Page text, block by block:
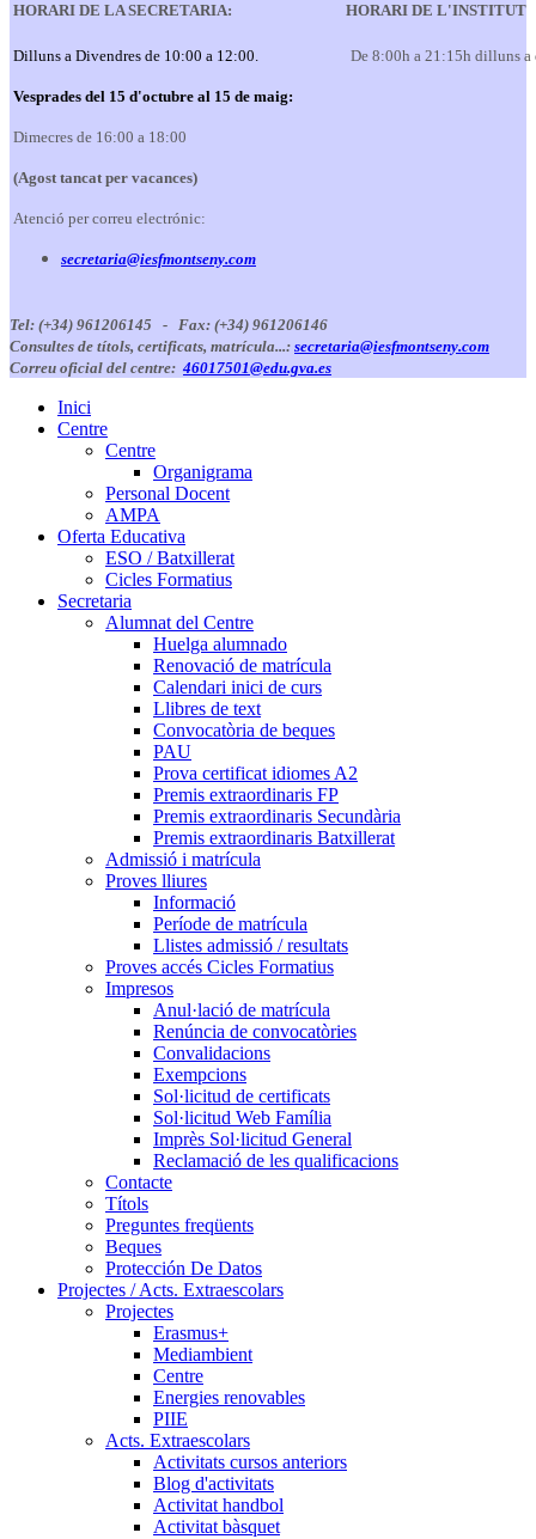
HORARI DE LA SECRETARIA: HORARI DE L'INSTITUT
Dilluns a Divendres de 10:00 a 12:00.
Vesprades del 15 d'octubre al 15 de maig:
Dimecres de 16:00 a 18:00
(Agost tancat per vacances)
Atenció per correu electrónic:
secretaria@iesfmontseny.com
De 8:00h a 21:15h dilluns a
Tel: (+34) 961206145 - Fax: (+34) 961206146
Consultes de títols, certificats, matrícula...: secretaria@iesfmontseny.com
Correu oficial del centre: 46017501@edu.gva.es
Inici
Centre
Centre
Organigrama
Personal Docent
AMPA
Oferta Educativa
ESO / Batxillerat
Cicles Formatius
Secretaria
Alumnat del Centre
Huelga alumnado
Renovació de matrícula
Calendari inici de curs
Llibres de text
Convocatòria de beques
PAU
Prova certificat idiomes A2
Premis extraordinaris FP
Premis extraordinaris Secundària
Premis extraordinaris Batxillerat
Admissió i matrícula
Proves lliures
Informació
Període de matrícula
Llistes admissió / resultats
Proves accés Cicles Formatius
Impresos
Anul·lació de matrícula
Renúncia de convocatòries
Convalidacions
Exempcions
Sol·licitud de certificats
Sol·licitud Web Família
Imprès Sol·licitud General
Reclamació de les qualificacions
Contacte
Títols
Preguntes freqüents
Beques
Protección De Datos
Projectes / Acts. Extraescolars
Projectes
Erasmus+
Mediambient
Centre
Energies renovables
PIIE
Acts. Extraescolars
Activitats cursos anteriors
Blog d'activitats
Activitat handbol
Activitat bàsquet